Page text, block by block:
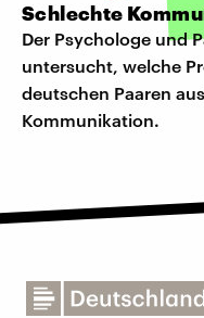
Schlechte
Der Psychologe und
untersucht, welche
deutschen Paaren
Kommunikation.